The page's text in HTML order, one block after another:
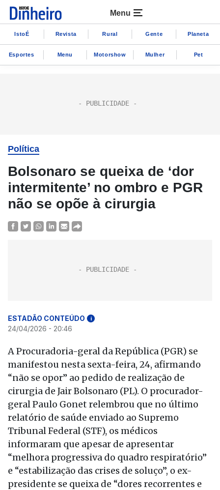
Menu
IstoÉ Revista Rural Gente Planeta
Esportes Menu Motorshow Mulher Pet
Política
Bolsonaro se queixa de ‘dor
intermitente’ no ombro e PGR
não se opõe à cirurgia
ESTADÃO CONTEÚDO i
24/04/2026 - 20:46
A Procuradoria-geral da República (PGR) se
manifestou nesta sexta-feira, 24, afirmando
“não se opor” ao pedido de realização de
cirurgia de Jair Bolsonaro (PL). O procurador-
geral Paulo Gonet relembrou que no último
relatório de saúde enviado ao Supremo
Tribunal Federal (STF), os médicos
informaram que apesar de apresentar
“melhora progressiva do quadro respiratório”
e “estabilização das crises de soluço”, o ex-
presidente se queixa de “dores recorrentes e